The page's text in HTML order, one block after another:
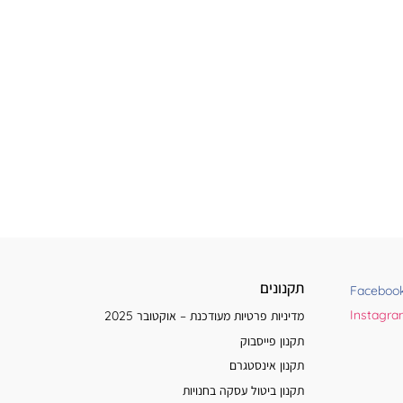
תקנונים
מדיניות פרטיות מעודכנת – אוקטובר 2025
תקנון פייסבוק
תקנון אינסטגרם
תקנון ביטול עסקה בחנויות